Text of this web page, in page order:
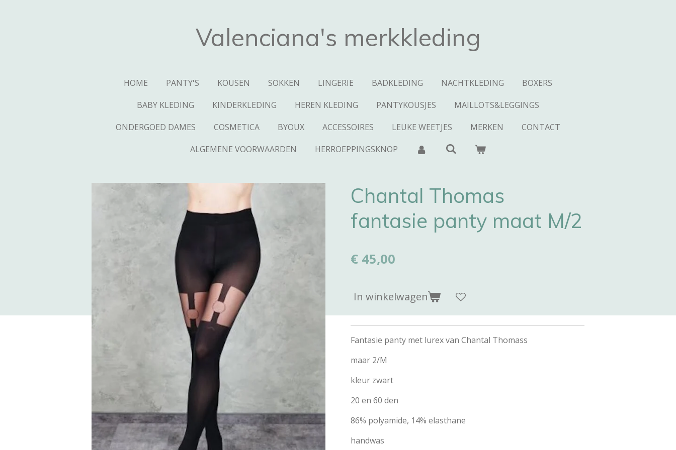
Valenciana's merkkleding
HOME PANTY'S KOUSEN SOKKEN LINGERIE BADKLEDING NACHTKLEDING
BOXERS
BABY KLEDING
KINDERKLEDING HEREN KLEDING PANTYKOUSJES
MAILLOTS&LEGGINGS
ONDERGOED DAMES
COSMETICA BYOUX ACCESSOIRES LEUKE WEETJES MERKEN
CONTACT
ALGEMENE VOORWAARDEN
HERROEPPINGSKNOP
Chantal Thomas
fantasie panty maat M/2
€ 45,00
In winkelwagen
Fantasie panty met lurex van Chantal Thomass
maar 2/M
kleur zwart
20 en 60 den
86% polyamide, 14% elasthane
handwas